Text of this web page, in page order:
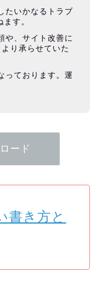
たいかなるトラブ
す。
や、サイト改善に
より承らせていた
っております。運
ード
書き方と